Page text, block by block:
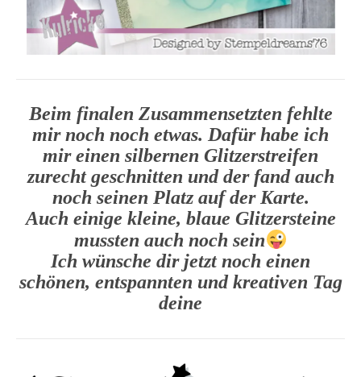
Beim finalen Zusammensetzten fehlte
mir noch noch etwas. Dafür habe ich
mir einen silbernen Glitzerstreifen
zurecht geschnitten und der fand auch
noch seinen Platz auf der Karte.
Auch einige kleine, blaue Glitzersteine
mussten auch noch sein
Ich wünsche dir jetzt noch einen
schönen, entspannten und kreativen Tag
deine